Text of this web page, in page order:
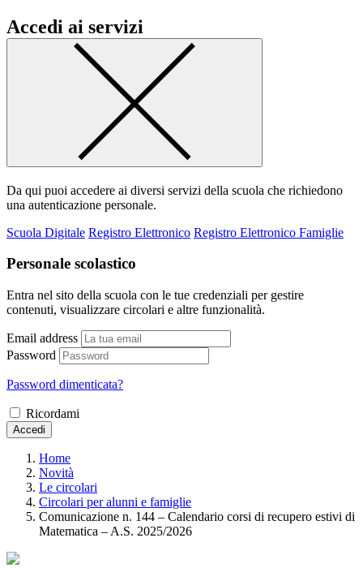
Accedi ai servizi
Da qui puoi accedere ai diversi servizi della scuola che richiedono
una autenticazione personale.
Scuola Digitale Registro Elettronico Registro Elettronico Famiglie
Personale scolastico
Entra nel sito della scuola con le tue credenziali per gestire
contenuti, visualizzare circolari e altre funzionalità.
Email address
Password
Password dimenticata?
Ricordami
Accedi
Home
Novità
Le circolari
Circolari per alunni e famiglie
Comunicazione n. 144 – Calendario corsi di recupero estivi di
Matematica – A.S. 2025/2026